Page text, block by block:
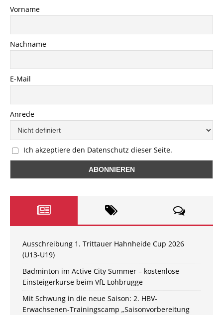
Vorname
Nachname
E-Mail
Anrede
Ich akzeptiere den Datenschutz dieser Seite.
Ausschreibung 1. Trittauer Hahnheide Cup 2026
(U13-U19)
Badminton im Active City Summer – kostenlose
Einsteigerkurse beim VfL Lohbrügge
Mit Schwung in die neue Saison: 2. HBV-
Erwachsenen-Trainingscamp „Saisonvorbereitung